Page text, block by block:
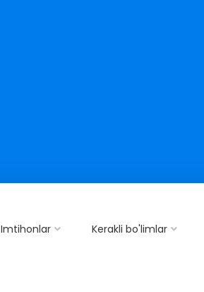
Imtihonlar Kerakli bo'limlar